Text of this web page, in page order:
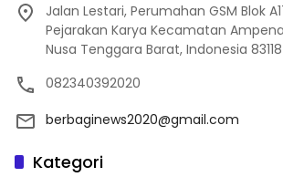
Jalan Lestari, Perumahan GSM Blok
Pejarakan Karya Kecamatan
Nusa Tenggara Barat, Indonesia 83118
082340392020
berbaginews2020@gmail.com
Kategori